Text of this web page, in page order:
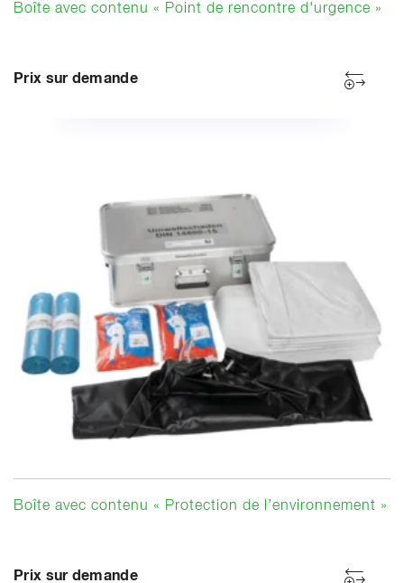
Boîte avec contenu « Point de rencontre d'urgence »
Prix sur demande
Boîte avec contenu « Protection de l’environnement »
Prix sur demande